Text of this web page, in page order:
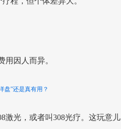
因人而异。
盘”还是真有用？
激光，或者叫308光疗。这玩意儿